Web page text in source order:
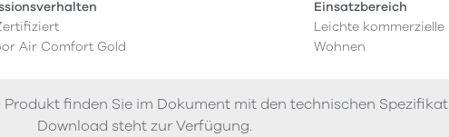
Air Comfort Gold
Einsatzbereich
Leichte kommerzielle
Wohnen
finden Sie im Dokument mit den technischen
Download steht zur Verfügung.